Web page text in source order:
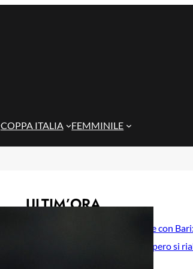
COPPA ITALIA FEMMINILE
ULTIM’ORA
Gazzi e il legame con
nel mio cuore, spero si